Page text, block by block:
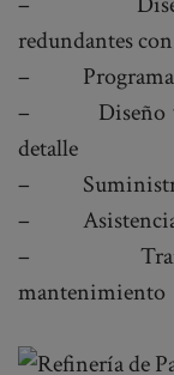
redundantes
–
– Diseño y
detalle
– Suministro
– Asistencia a
– Training
mantenimiento